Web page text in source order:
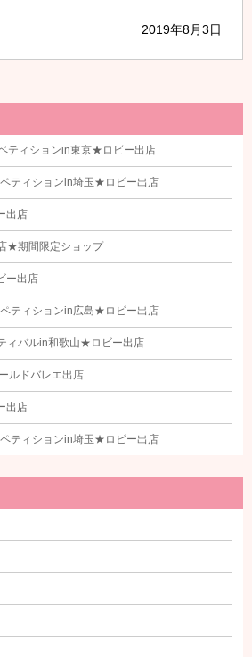
2019年8月3日
ティションin東京★ロビー出店
ティションin埼玉★ロビー出店
出店
★期間限定ショップ
ー出店
ティションin広島★ロビー出店
ィバルin和歌山★ロビー出店
ルドバレエ出店
出店
ティションin埼玉★ロビー出店